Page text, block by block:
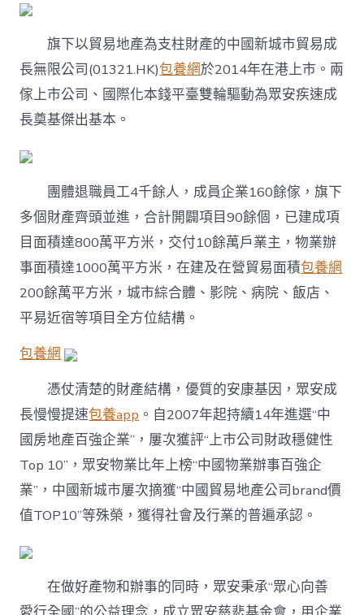
旗下以貿易地產為支柱財產的中國新城市貿易成
長無限公司(01321.HK)包養網於2014年在港上市。兩
傢上市公司、國際化本錢平臺雙輪驅動為眾安疾速成
長奠基傑出基本。
團體退職員工4千餘人，成員企業160餘傢，旗下
多個財產齊頭並進，合計開闢項目90餘個，已建成項
目面積達800萬平方米，交付10餘萬戶業主，物業辦
事面積達1000萬平方米，在建及在營貿易面積包養網
200餘萬平方米，城市綜合體、影院、病院、飯店、
平易近宿等項目全方位結構。
包養網
憑仗清楚的財產結構，優質的安康基因，眾安成
長慢慢提速包養app 。自2007年起持續14年進選“中
國房地產百強企業”，屢次獲評“上市公司財政穩健性
Top 10”，眾安物業比年上榜“中國物業辦事百強企
業”，中國新城市屢次摘獲“中國貿易地產公司brand價
值TOP10”等殊榮，獲得社會及行業的普遍承認。
在做好產物和辦事的同時，眾安秉承“眾心向善